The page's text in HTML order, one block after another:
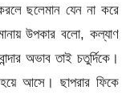
ছলেমান যেন না করে
উপকার বলো, কল্যাণ
অভাব তাই চতুর্দিকে।
হয়ে আসে। ছাপরার ফিকে